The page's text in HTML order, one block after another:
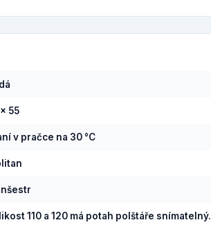
55
v pračce na 30 °C
110 a 120 má potah polštáře snímatelný.